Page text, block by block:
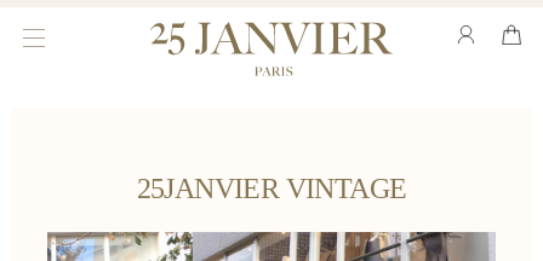
toggle
25JANVIER VINTAGE